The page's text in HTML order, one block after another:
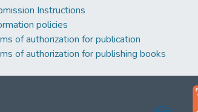
Instructions
policies
of authorization for publication
of authorization for publishing books